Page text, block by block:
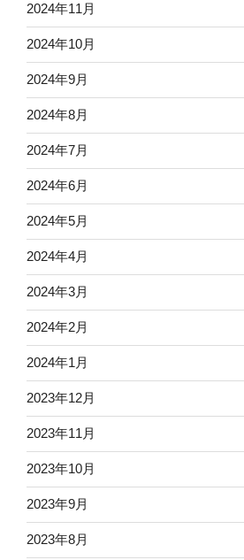
2024年11月
2024年10月
2024年9月
2024年8月
2024年7月
2024年6月
2024年5月
2024年4月
2024年3月
2024年2月
2024年1月
2023年12月
2023年11月
2023年10月
2023年9月
2023年8月